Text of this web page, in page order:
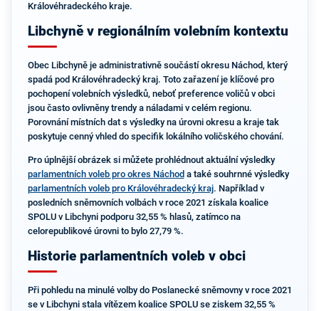
Královéhradeckého kraje.
Libchyně v regionálním volebním kontextu
Obec Libchyně je administrativně součástí okresu Náchod, který
spadá pod Královéhradecký kraj. Toto zařazení je klíčové pro
pochopení volebních výsledků, neboť preference voličů v obci
jsou často ovlivněny trendy a náladami v celém regionu.
Porovnání místních dat s výsledky na úrovni okresu a kraje tak
poskytuje cenný vhled do specifik lokálního voličského chování.
Pro úplnější obrázek si můžete prohlédnout aktuální výsledky
parlamentních voleb pro okres Náchod a také souhrnné výsledky
parlamentních voleb pro Královéhradecký kraj. Například v
posledních sněmovních volbách v roce 2021 získala koalice
SPOLU v Libchyni podporu 32,55 % hlasů, zatímco na
celorepublikové úrovni to bylo 27,79 %.
Historie parlamentních voleb v obci
Při pohledu na minulé volby do Poslanecké sněmovny v roce 2021
se v Libchyni stala vítězem koalice SPOLU se ziskem 32,55 %